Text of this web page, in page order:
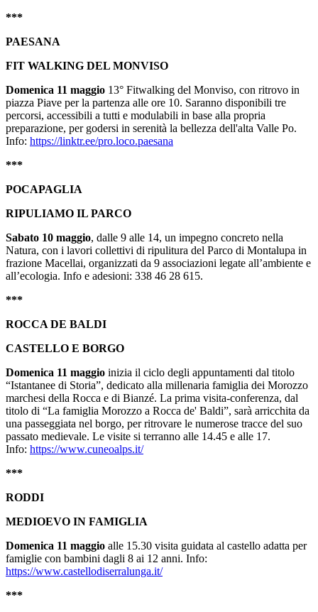
***
PAESANA
FIT WALKING DEL MONVISO
Domenica 11 maggio 13° Fitwalking del Monviso, con ritrovo in
piazza Piave per la partenza alle ore 10. Saranno disponibili tre
percorsi, accessibili a tutti e modulabili in base alla propria
preparazione, per godersi in serenità la bellezza dell'alta Valle Po.
Info: https://linktr.ee/pro.loco.paesana
***
POCAPAGLIA
RIPULIAMO IL PARCO
Sabato 10 maggio, dalle 9 alle 14, un impegno concreto nella
Natura, con i lavori collettivi di ripulitura del Parco di Montalupa in
frazione Macellai, organizzati da 9 associazioni legate all’ambiente e
all’ecologia. Info e adesioni: 338 46 28 615.
***
ROCCA DE BALDI
CASTELLO E BORGO
Domenica 11 maggio inizia il ciclo degli appuntamenti dal titolo
“Istantanee di Storia”, dedicato alla millenaria famiglia dei Morozzo
marchesi della Rocca e di Bianzé. La prima visita-conferenza, dal
titolo di “La famiglia Morozzo a Rocca de' Baldi”, sarà arricchita da
una passeggiata nel borgo, per ritrovare le numerose tracce del suo
passato medievale. Le visite si terranno alle 14.45 e alle 17.
Info: https://www.cuneoalps.it/
***
RODDI
MEDIOEVO IN FAMIGLIA
Domenica 11 maggio alle 15.30 visita guidata al castello adatta per
famiglie con bambini dagli 8 ai 12 anni. Info:
https://www.castellodiserralunga.it/
***